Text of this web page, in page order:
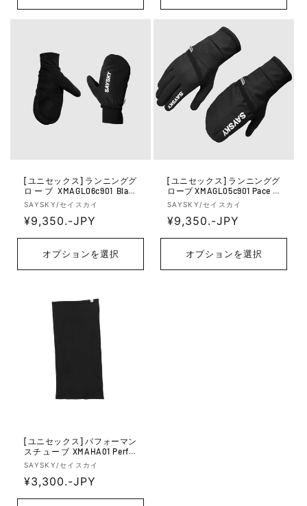
格
格
[ユニセックス] ランニンググ
ローブ XMAGL06c901 Blaze
Mittens - Black
販
売
元:
SAYSKY/セイスカイ
通
常
格
¥9,350.-JPY
オプションを選択
[ユニセックス] ランニンググ
ローブ XMAGL05c901 Pace Gl
oves - Black
販
売
元:
SAYSKY/セイスカイ
通
常
格
¥9,350.-JPY
オプションを選択
[ユニセックス] パフォーマン
スチューブ XMAHA01 Perfor
mance Tube - Black
販
売
元:
SAYSKY/セイスカイ
通
常
¥3,300.-JPY